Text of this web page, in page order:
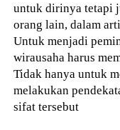
untuk dirinya tetapi
orang lain, dalam
Untuk menjadi
wirausaha harus
Tidak hanya untuk
melakukan
sifat tersebut